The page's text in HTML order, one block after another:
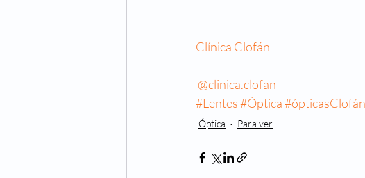
Clínica Clofán
@clinica.clofan
#Lentes#Óptica#ópticasClofán
Óptica Para ver